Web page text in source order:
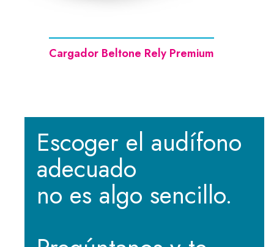
Cargador Beltone Rely Premium
Escoger el audífono
adecuado
no es algo sencillo.